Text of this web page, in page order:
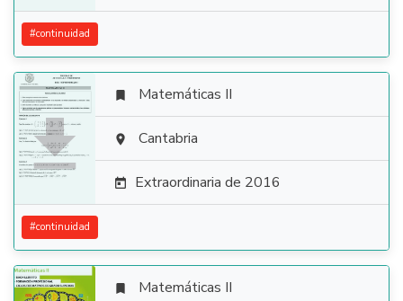
#continuidad

 Matemáticas II
 Cantabria
 Extraordinaria de 2016
#continuidad
 Matemáticas II